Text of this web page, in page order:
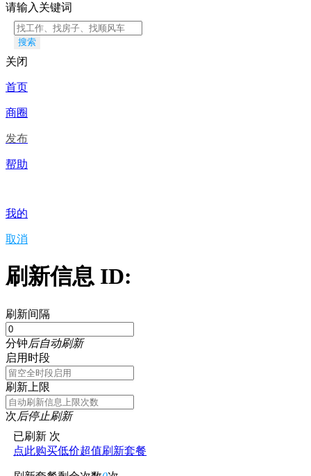
请输入关键词
搜索
关闭
首页
商圈
发布
帮助
我的
取消
刷新信息 ID:
刷新间隔
分钟后自动刷新
启用时段
刷新上限
次后停止刷新
已刷新 次
点此购买低价超值刷新套餐